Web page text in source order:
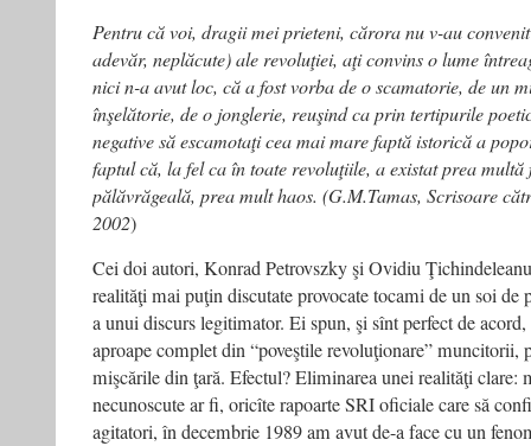
Pentru că voi, dragii mei prieteni, cărora nu v-au
adevăr, neplăcute) ale revoluţiei, aţi convins o lume
nici n-a avut loc, că a fost vorba de o scamatorie, de un
înşelătorie, de o jonglerie, reuşind ca prin tertipurile
negative să escamotaţi cea mai mare faptă istorică a
faptul că, la fel ca în toate revoluţiile, a existat prea multă
pălăvrăgeală, prea mult haos. (G.M.Tamas, Scrisoare
2002)
Cei doi autori, Konrad Petrovszky şi Ovidiu
realităţi mai puţin discutate provocate tocami de un soi de
a unui discurs legitimator. Ei spun, şi sînt perfect de
aproape complet din “poveştile revoluţionare”
mişcările din ţară. Efectul? Eliminarea unei realităţi clare:
necunoscute ar fi, oricîte rapoarte SRI oficiale care să
agitatori, în decembrie 1989 am avut de-a face cu un